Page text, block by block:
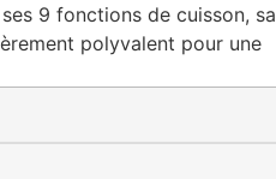
9 fonctions de cuisson, sa
polyvalent pour une